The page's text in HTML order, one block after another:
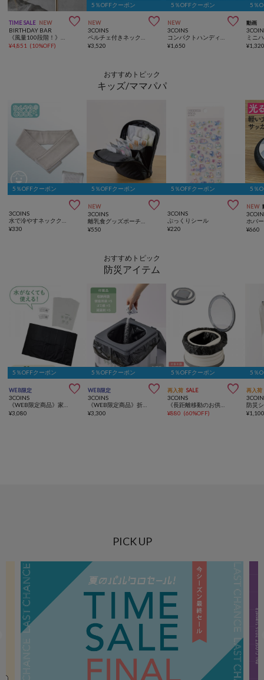
TIME SALE NEW 
BIRTHDAY BAR
¥4,851 (10%OFF)
5％OFFクーポン
NEW 
3COINS
¥3,520
5％OFFクーポン
NEW 
3COINS
¥1,650
5％
動画
ミニ
¥
おすすめトピック
キッズ/ママパパ
5％OFFクーポン

3COINS
¥330
5％OFFクーポン
NEW 
3COINS
¥550
5％OFFクーポン

3COINS
ぷっくりシール
¥220
5％
NEW
ホバ
¥660
おすすめトピック
防災アイテム
5％OFFクーポン
WEB限定 
3COINS
¥3,080
5％OFFクーポン
WEB限定 
3COINS
¥3,300
5％OFFクーポン
再入荷 SALE 
3COINS
《長距離移動のお供に》ポータブルトイレ／KIDS
¥880 (60%OFF)
5％
再入荷
¥
PICK UP